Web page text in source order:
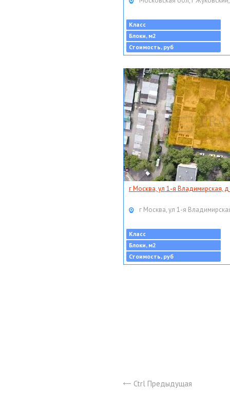
Класс
Блоки, м2
Стоимость, руб
г Москва, ул 1-я Владимирская, д
г Москва, ул 1-я
Класс
Блоки, м2
Стоимость, руб
Ctrl Предыдущая